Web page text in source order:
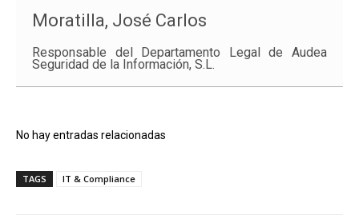
Moratilla, José Carlos
Responsable del Departamento Legal de Audea
Seguridad de la Información, S.L.
No hay entradas relacionadas
TAGS IT & Compliance